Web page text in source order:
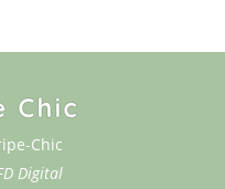
Chic
Digital